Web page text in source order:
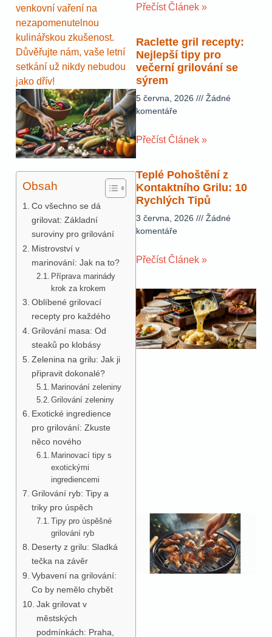
venkovní vaření na
nezapomenutelnou
kulinářskou zkušenost.
Důvěřujte nám, vaše letní
setkání už nikdy nebudou
jako dřív!
Obsah
Co všechno se dá
grilovat: Základní
suroviny pro grilování
Mistrovství v
marinování: Jak na to?
Příprava marinády
krok za krokem
Oblíbené grilovací
recepty pro každého
Grilování masa: Od
steaků po klobásy
Zelenina na grilu: Jak ji
připravit dokonalé?
Marinování zeleniny
Grilování zeleniny
Exotické ingredience
pro grilování: Zkuste
něco nového
Marinovací tipy s
exotickými
ingrediencemi
Grilování ryb: Tipy a
triky pro úspěch
Tipy pro úspěšné
grilování ryb
Deserty z grilu: Sladká
tečka na závěr
Vybavení na grilování:
Co by nemělo chybět
Jak grilovat v
městských
podmínkách: Praha,
Přečíst Článek »
Raclette gril recepty:
Nejlepší tipy pro
večerní grilování se
sýrem
5 června, 2026
Žádné
komentáře
Přečíst Článek »
Teplé Pohoštění z
Kontaktního Grilu: 10
Rychlých Tipů
3 června, 2026
Žádné
komentáře
Přečíst Článek »